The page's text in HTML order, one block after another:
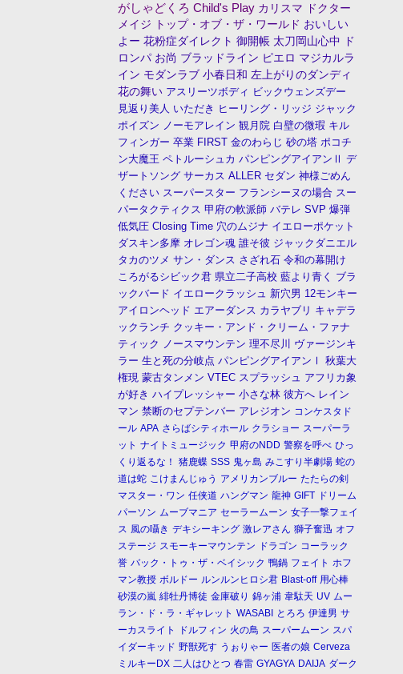
がしゃどくろ Child's Play カリスマ
ドクター
メイジ
トップ・オブ・ザ・ワールド おいしい
よー 花粉症ダイレクト 御開帳 太刀岡山心中
ド
ロンパ お尚 ブラッドライン ピエロ マジカルラ
イン モダンラブ 小春日和 左上がりのダンディ
花の舞い アスリーツボディ ビックウェンズデー
見返り美人 いただき ヒーリング・リッジ ジャック
ポイズン ノーモアレイン 観月院 白壁の微瑕 キル
フィンガー 卒業 FIRST 金のわらじ 砂の塔 ポコチ
ン大魔王 ペトルーシュカ パンピングアイアンⅡ デ
ザートソング サーカス ALLER セダン 神様ごめん
ください スーパースター フランシーヌの場合 スー
パータクティクス 甲府の軟派師 バテレ SVP 爆弾
低気圧 Closing Time 穴のムジナ イエローポケット
ダスキン多摩 オレゴン魂 誰そ彼 ジャックダニエル
タカのツメ サン・ダンス さざれ石 令和の幕開け
ころがるシビック君 県立二子高校 藍より青く ブラ
ックバード イエロークラッシュ 新穴男 12モンキー
アイロンヘッド エアーダンス カラヤブリ キャデラ
ックランチ クッキー・アンド・クリーム・ファナ
ティック ノースマウンテン 理不尽川
ヴァージンキ
ラー 生と死の分岐点 パンピングアイアンⅠ
秋葉大
権現 蒙古タンメン VTEC スプラッシュ アフリカ象
が好き ハイプレッシャー 小さな林 彼方へ レイン
マン 禁断のセプテンバー アレジオン コンケスタド
ール APA さらばシティホール クラショー スーパーラ
ット ナイトミュージック 甲府のNDD 警察を呼べ ひっ
くり返るな！
猪鹿蝶 SSS 鬼ヶ島 みこすり半劇場 蛇の
道は蛇 こけまんじゅう アメリカンブルー たたらの剣
マスター・ワン 任侠道 ハングマン 龍神 GIFT ドリーム
パーソン ムーブマニア セーラームーン 女子一撃フェイ
ス 風の囁き デキシーキング 激レアさん 獅子奮迅 オフ
ステージ スモーキーマウンテン ドラゴン コーラック
誉 バック・トゥ・ザ・ベイシック 鴨鍋 フェイト ホフ
マン教授 ボルドー ルンルンヒロシ君 Blast-off 用心棒
砂漠の嵐 緋牡丹博徒 金庫破り 錦ヶ浦 韋駄天 UV ムー
ラン・ド・ラ・ギャレット WASABI とろろ 伊達男 サ
ーカスライト
ドルフィン 火の鳥 スーパームーン スパ
イダーキッド 野獣死す うぉりゃー 医者の娘 Cerveza
ミルキーDX 二人はひとつ 春雷 GYAGYA DAIJA ダーク